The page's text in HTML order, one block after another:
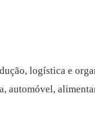
logística e
automóvel,